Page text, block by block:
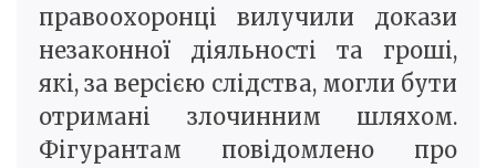
правоохоронці вилучили докази
незаконної діяльності та гроші,
які, за версією слідства, могли бути
отримані злочинним шляхом.
Фігурантам повідомлено про